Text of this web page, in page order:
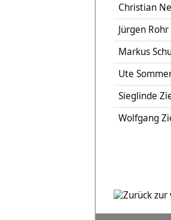
Christian
Jürgen Rohr
Markus
Ute
Sieglinde
Wolfgang